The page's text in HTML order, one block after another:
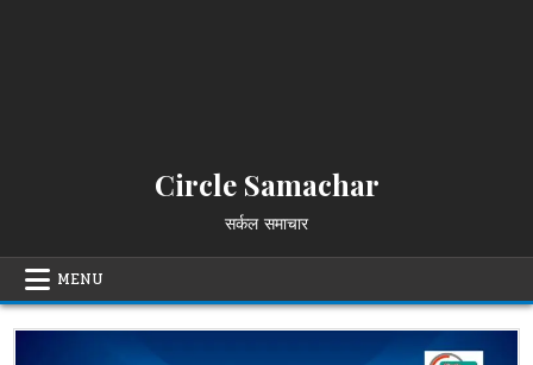
Circle Samachar
सर्कल समाचार
MENU